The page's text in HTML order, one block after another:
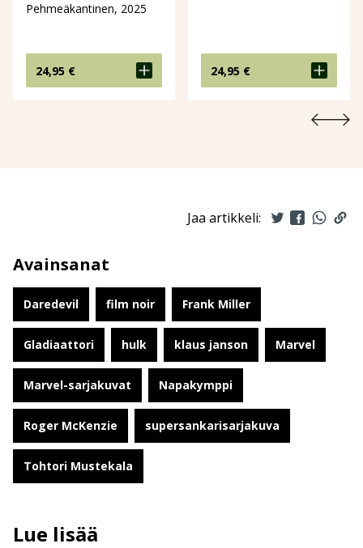
Pehmeäkantinen, 2025
24,95 € 24,95 €
Jaa artikkeli:
Avainsanat
Daredevil film noir Frank Miller
Gladiaattori hulk klaus janson Marvel
Marvel-sarjakuvat Napakymppi
Roger McKenzie supersankarisarjakuva
Tohtori Mustekala
Lue lisää